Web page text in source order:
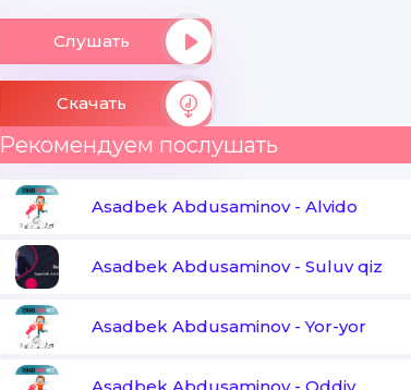
Слушать
Скачать
Qadriga yet borida
Ayta qolgin so'zingi
Tinglagin qo'shig'imni
Рекомендуем послушать
Asadbek Abdusaminov- Alvido
Asadbek Abdusaminov- Suluv qiz
Asadbek Abdusaminov-Yor-yor